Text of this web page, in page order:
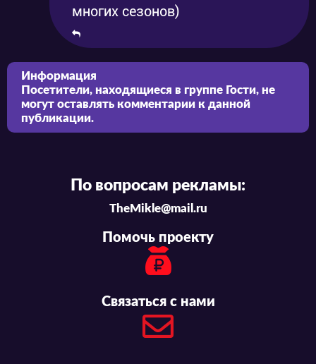
многих сезонов)
Информация
Посетители, находящиеся в группе Гости, не
могут оставлять комментарии к данной
публикации.
По вопросам рекламы:
TheMikle@mail.ru
Помочь проекту
Связаться с нами